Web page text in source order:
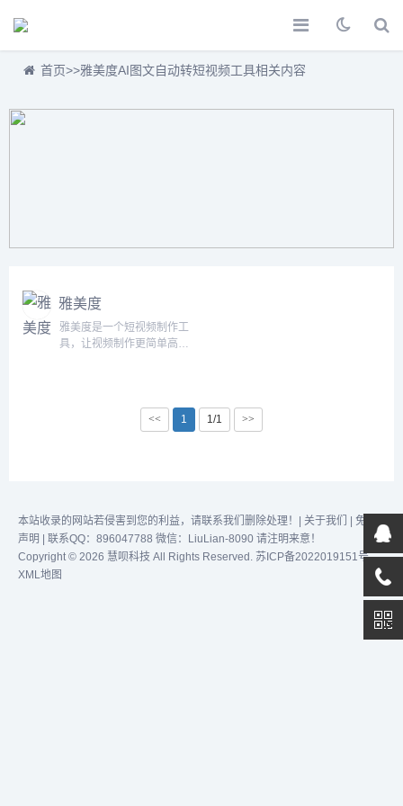
首页>>雅美度AI图文自动转短视频工具相关内容
雅美度
雅美度是一个短视频制作工
具，让视频制作更简单高
短视频，同时也包含基于单
个视频素材或多个视频素材
视频转GIF动...
<< 1 1/1 >>
本站收录的网站若侵害到您的利益，请联系我们删除处理！| 关于我们
免责
声明 | 联系QQ：896047788 微信：LiuLian-8090 请注明来意！
Copyright © 2026 慧呗科技 All Rights Reserved. 苏ICP备2022019151号
XML地图